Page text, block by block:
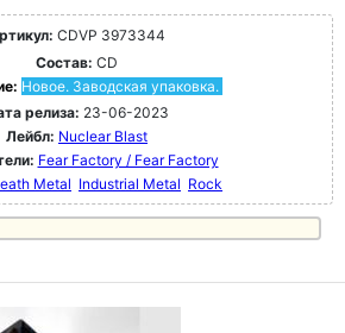
CDVP 3973344
Состав: CD
Новое. Заводская упаковка.
релиза: 23-06-2023
Лейбл: Nuclear Blast
Fear Factory / Fear Factory
Metal Industrial Metal Rock